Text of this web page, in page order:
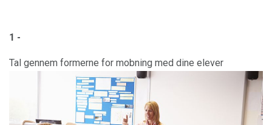
1 -
Tal gennem formerne for mobning med dine elever